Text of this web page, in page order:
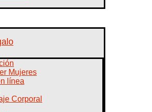
Mujeres
línea
Corporal